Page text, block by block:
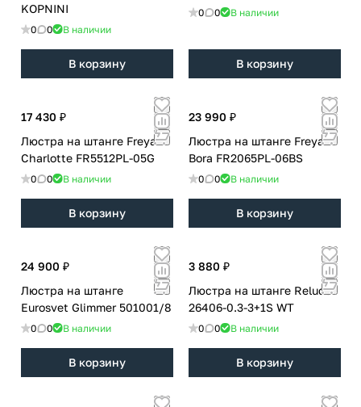
KOPNINI
0 0 В наличии
В корзину
0 0 В наличии
В корзину
17 430 ₽
Люстра на штанге Freya
Charlotte FR5512PL-05G
0 0 В наличии
В корзину
23 990 ₽
Люстра на штанге Freya
Bora FR2065PL-06BS
0 0 В наличии
В корзину
24 900 ₽
Люстра на штанге
Eurosvet Glimmer 501001/8
0 0 В наличии
В корзину
3 880 ₽
Люстра на штанге Reluce
26406-0.3-3+1S WT
0 0 В наличии
В корзину